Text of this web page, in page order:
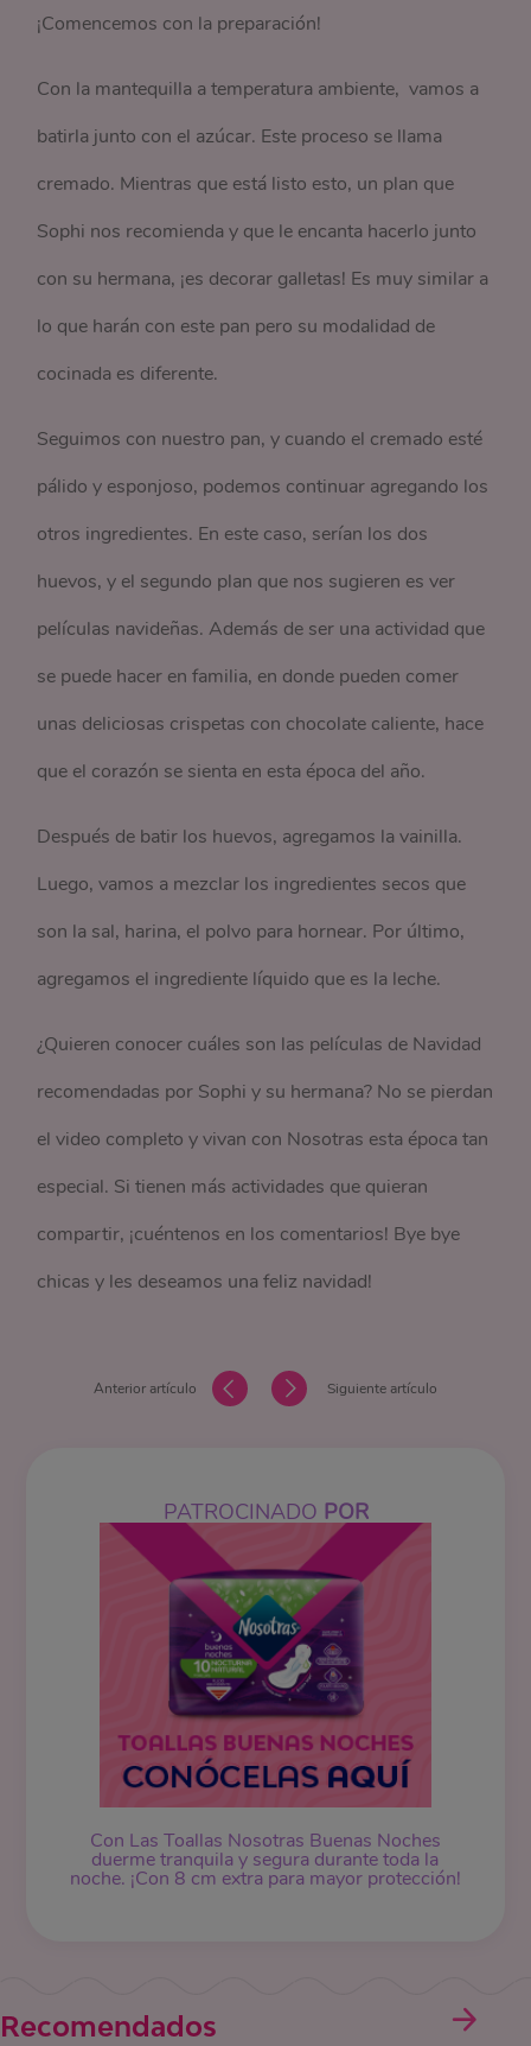
¡Comencemos con la preparación!
Con la mantequilla a temperatura ambiente, vamos a
batirla junto con el azúcar. Este proceso se llama
cremado. Mientras que está listo esto, un plan que
Sophi nos recomienda y que le encanta hacerlo junto
con su hermana, ¡es decorar galletas! Es muy similar a
lo que harán con este pan pero su modalidad de
cocinada es diferente.
Seguimos con nuestro pan, y cuando el cremado esté
pálido y esponjoso, podemos continuar agregando los
otros ingredientes. En este caso, serían los dos
huevos, y el segundo plan que nos sugieren es ver
películas navideñas. Además de ser una actividad que
se puede hacer en familia, en donde pueden comer
unas deliciosas crispetas con chocolate caliente, hace
que el corazón se sienta en esta época del año.
Después de batir los huevos, agregamos la vainilla.
Luego, vamos a mezclar los ingredientes secos que
son la sal, harina, el polvo para hornear. Por último,
agregamos el ingrediente líquido que es la leche.
¿Quieren conocer cuáles son las películas de Navidad
recomendadas por Sophi y su hermana? No se pierdan
el video completo y vivan con Nosotras esta época tan
especial. Si tienen más actividades que quieran
compartir, ¡cuéntenos en los comentarios! Bye bye
chicas y les deseamos una feliz navidad!
Anterior artículo Siguiente artículo
PATROCINADO POR
Con Las Toallas Nosotras Buenas Noches
duerme tranquila y segura durante toda la
noche. ¡Con 8 cm extra para mayor protección!
Recomendados